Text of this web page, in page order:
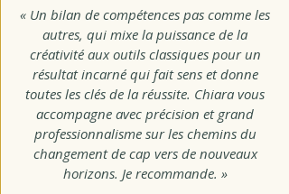
« Un bilan de compétences pas comme les
autres, qui mixe la puissance de la
créativité aux outils classiques pour un
résultat incarné qui fait sens et donne
toutes les clés de la réussite. Chiara vous
accompagne avec précision et grand
professionnalisme sur les chemins du
changement de cap vers de nouveaux
horizons. Je recommande. »